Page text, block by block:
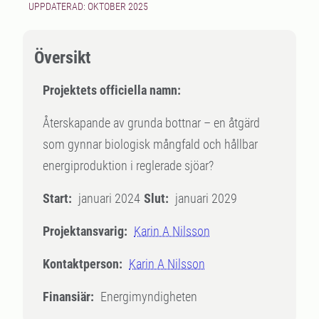
UPPDATERAD: OKTOBER 2025
Översikt
Projektets officiella namn:
Återskapande av grunda bottnar – en åtgärd
som gynnar biologisk mångfald och hållbar
energiproduktion i reglerade sjöar?
Start: januari 2024 Slut: januari 2029
Projektansvarig: Karin A Nilsson
Kontaktperson: Karin A Nilsson
Finansiär: Energimyndigheten